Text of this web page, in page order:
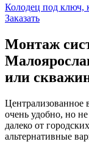
Колодец под ключ,
Заказать
Монтаж
или
Централизованное
очень удобно, но
далеко от
альтернативные